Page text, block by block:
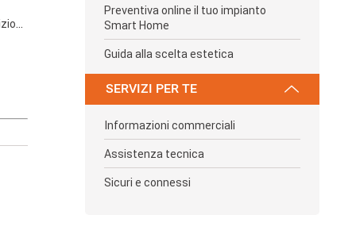
«
Preventiva online il tuo impianto
Smart Home
Guida alla scelta estetica
SERVIZI PER TE
Informazioni commerciali
Assistenza tecnica
Sicuri e connessi